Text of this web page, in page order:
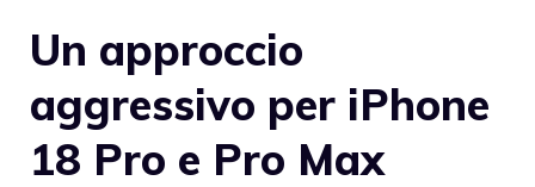
Un approccio
aggressivo per iPhone
18 Pro e Pro Max